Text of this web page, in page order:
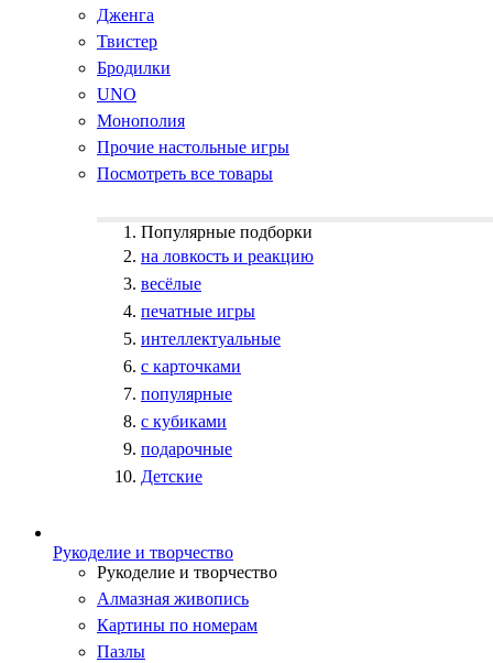
Дженга
Твистер
Бродилки
UNO
Монополия
Прочие настольные игры
Посмотреть все товары
Популярные подборки
на ловкость и реакцию
весёлые
печатные игры
интеллектуальные
с карточками
популярные
с кубиками
подарочные
Детские
Рукоделие и творчество
Рукоделие и творчество
Алмазная живопись
Картины по номерам
Пазлы